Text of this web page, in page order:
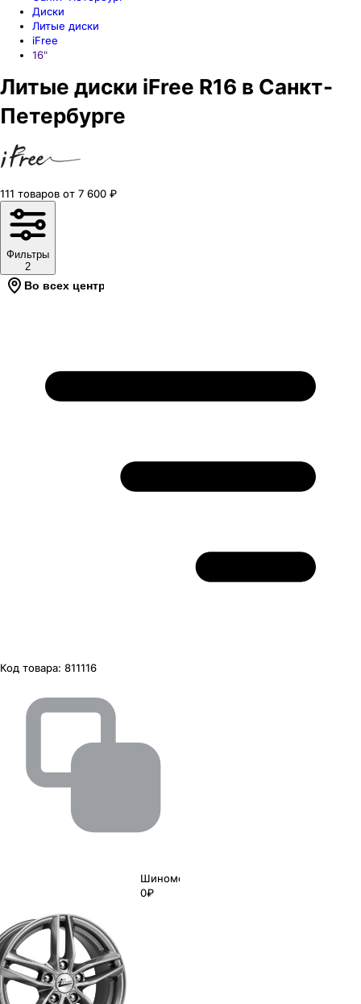
Диски
Литые диски
iFree
16"
Литые диски iFree R16 в Санкт-
Петербурге
111 товаров от 7 600 ₽
Фильтры
2
Во всех центрах
Код товара: 811116
Шиномонтаж
0₽